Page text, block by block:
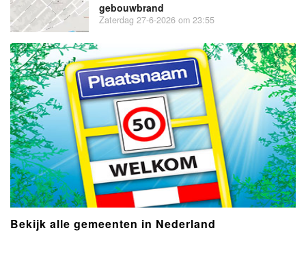
gebouwbrand
Zaterdag 27-6-2026 om 23:55
Bekijk alle gemeenten in Nederland